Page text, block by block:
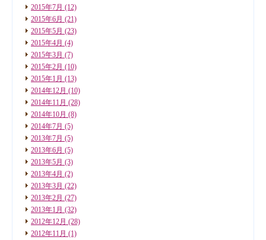
2015年7月 (12)
2015年6月 (21)
2015年5月 (23)
2015年4月 (4)
2015年3月 (7)
2015年2月 (10)
2015年1月 (13)
2014年12月 (10)
2014年11月 (28)
2014年10月 (8)
2014年7月 (5)
2013年7月 (5)
2013年6月 (5)
2013年5月 (3)
2013年4月 (2)
2013年3月 (22)
2013年2月 (27)
2013年1月 (32)
2012年12月 (28)
2012年11月 (1)